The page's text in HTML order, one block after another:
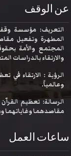
عن الوقف
التعريف: مؤسسة
المطهرة وتفعيل
المجتمع والأمة
والارتقاء بالدراسات
الرؤية : الارتقاء في
وعالمياً.
الرسالة: تعظيم
مقاصدهما وغاياتهما
ساعات العمل